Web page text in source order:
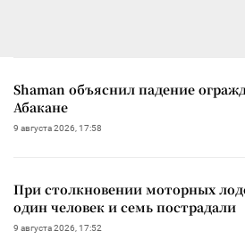
Shaman объяснил падение
Абакане
9 августа 2026, 17:58
При столкновении моторных
один человек и семь пострадали
9 августа 2026, 17:52